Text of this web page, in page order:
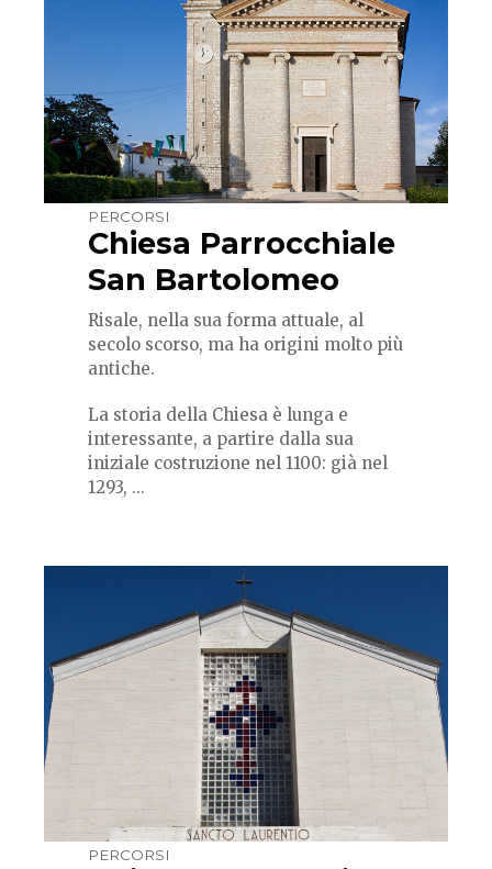
PERCORSI
Chiesa Parrocchiale
San Bartolomeo
Risale, nella sua forma attuale, al
secolo scorso, ma ha origini molto più
antiche.
La storia della Chiesa è lunga e
interessante, a partire dalla sua
iniziale costruzione nel 1100: già nel
1293, ...
PERCORSI